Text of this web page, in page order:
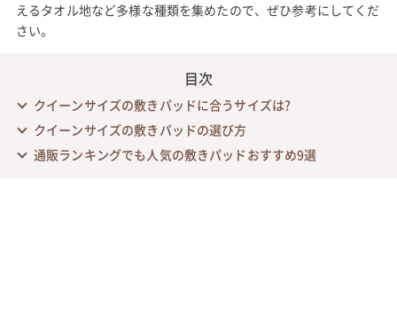
えるタオル地など多様な種類を集めたので、ぜひ参考にしてくだ
さい。
目次
クイーンサイズの敷きパッドに合うサイズは?
クイーンサイズの敷きパッドの選び方
通販ランキングでも人気の敷きパッドおすすめ9選